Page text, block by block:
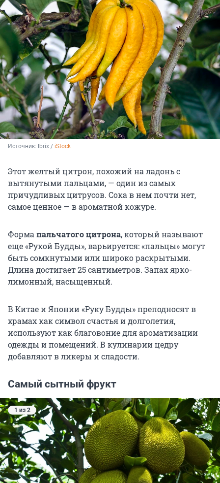
Источник: lbrix / iStock
Этот желтый цитрон, похожий на ладонь с
вытянутыми пальцами, — один из самых
причудливых цитрусов. Сока в нем почти нет,
самое ценное — в ароматной кожуре.
Форма пальчатого цитрона, который называют
еще «Рукой Будды», варьируется: «пальцы» могут
быть сомкнутыми или широко раскрытыми.
Длина достигает 25 сантиметров. Запах ярко-
лимонный, насыщенный.
В Китае и Японии «Руку Будды» преподносят в
храмах как символ счастья и долголетия,
используют как благовоние для ароматизации
одежды и помещений. В кулинарии цедру
добавляют в ликеры и сладости.
Самый сытный фрукт
1 из 2